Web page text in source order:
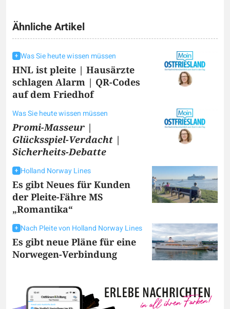
Ähnliche Artikel
Was Sie heute wissen müssen
HNL ist pleite | Hausärzte
schlagen Alarm | QR-Codes
auf dem Friedhof
Was Sie heute wissen müssen
Promi-Masseur |
Glücksspiel-Verdacht |
Sicherheits-Debatte
Holland Norway Lines
Es gibt Neues für Kunden
der Pleite-Fähre MS
„Romantika“
Nach Pleite von Holland Norway Lines
Es gibt neue Pläne für eine
Norwegen-Verbindung